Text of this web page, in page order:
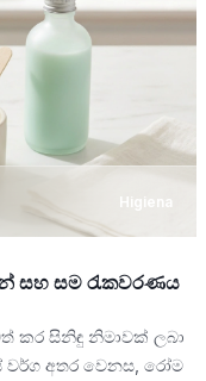
Higiena
සහ සම රැකවරණය
කර සිනිඳු නිමාවක් ලබා
වර්ග අතර වෙනස, රෝම